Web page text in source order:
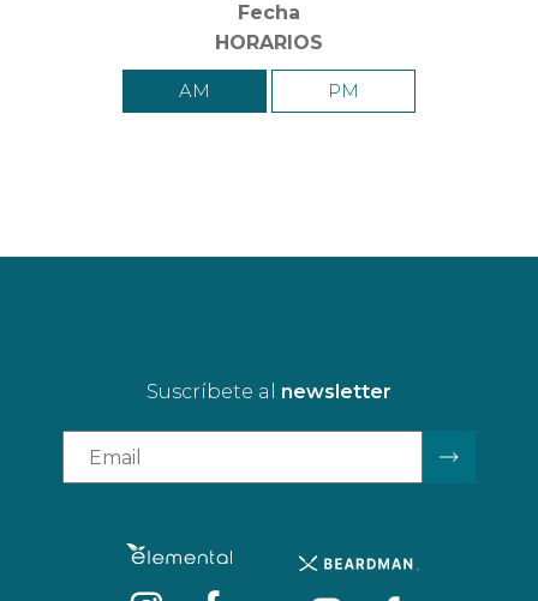
Fecha
HORARIOS
AM PM
Suscríbete al newsletter